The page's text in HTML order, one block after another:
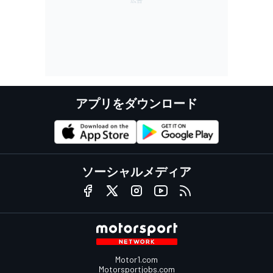
アプリをダウンロード
ソーシャルメディア
Motor1.com
Motorsportjobs.com